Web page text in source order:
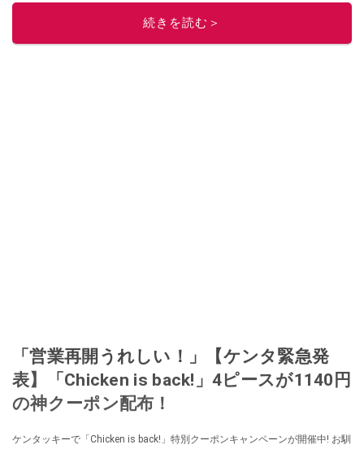
ニュースでフォロー
続きを読む＞
「営業再開うれしい！」【ケンタ緊急発
表】「Chicken is back!」4ピースが1140円
の神クーポン配布！
ケンタッキーで「Chicken is back!」特別クーポンキャンペーンが開催中! お馴